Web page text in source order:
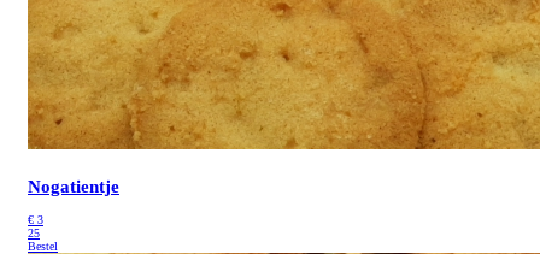
Nogatientje
€ 3
25
Bestel